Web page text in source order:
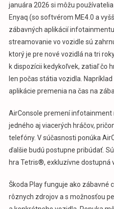
januára 2026 si môžu
Enyaq (so softvérom ME4.0 a
zábavných aplikácií
streamovanie vo vozidle sú
ktorý je pre nové vozidlá na tri
k dispozícii kedykoľvek, zatiaľ čo
len počas státia vozidla.
aplikácie premenia na čas na
AirConsole premení
jedného aj viacerých hráčov,
telefóny. V súčasnosti ponúka
ďalšie budú postupne pribúdať.
hra Tetris®, exkluzívne dostupná
Škoda Play funguje ako zábavné
rôznych zdrojov a s možnosťou